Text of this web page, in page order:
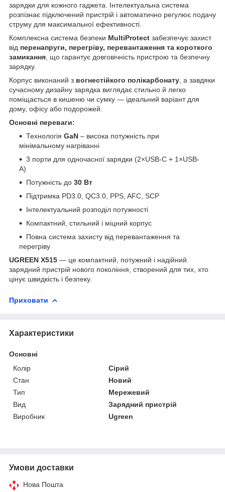
зарядки для кожного гаджета. Інтелектуальна система
розпізнає підключений пристрій і автоматично регулює подачу
струму для максимальної ефективності.
Комплексна система безпеки MultiProtect забезпечує захист
від перенапруги, перегріву, перевантаження та короткого
замикання , що гарантує довговічність пристрою та безпечну
зарядку.
Корпус виконаний з вогнестійкого полікарбонату , а завдяки
сучасному дизайну зарядка виглядає стильно й легко
поміщається в кишеню чи сумку — ідеальний варіант для
дому, офісу або подорожей.
Основні переваги:
Технологія GaN – висока потужність при
мінімальному нагріванні
3 порти для одночасної зарядки (2×USB-C + 1×USB-
A)
Потужність до 30 Вт
Підтримка PD3.0, QC3.0, PPS, AFC, SCP
Інтелектуальний розподіл потужності
Компактний, стильний і міцний корпус
Повна система захисту від перевантаження та
перегріву
UGREEN X515 — це компактний, потужний і надійний
зарядний пристрій нового покоління, створений для тих, хто
цінує швидкість і безпеку.
Приховати
Характеристики
Основні
Колір
Сірий
Стан
Новий
Тип
Мережевий
Вид
Зарядний пристрій
Виробник
Ugreen
Умови доставки
Нова Пошта